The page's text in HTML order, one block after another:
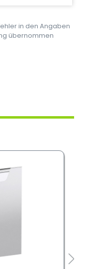
in den Angaben
übernommen